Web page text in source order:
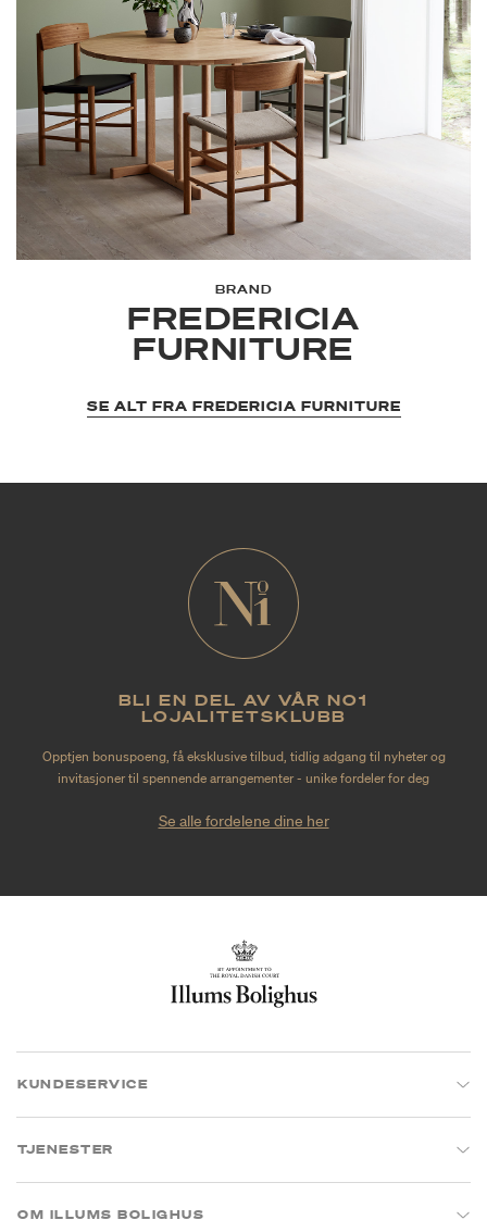
BRAND
FREDERICIA
FURNITURE
SE ALT FRA FREDERICIA FURNITURE
BLI EN DEL AV VÅR NO1
LOJALITETSKLUBB
Opptjen bonuspoeng, få eksklusive tilbud, tidlig adgang til nyheter og
invitasjoner til spennende arrangementer - unike fordeler for deg
Se alle fordelene dine her
KUNDESERVICE
TJENESTER
OM ILLUMS BOLIGHUS